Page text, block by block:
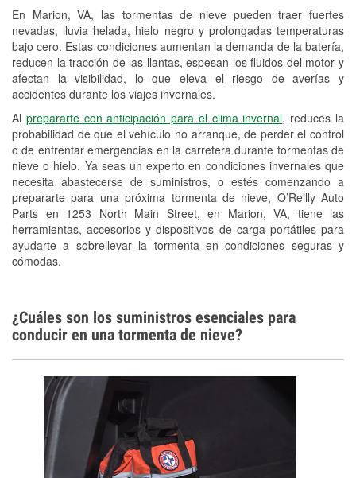
En Marion, VA, las tormentas de nieve pueden traer fuertes
nevadas, lluvia helada, hielo negro y prolongadas temperaturas
bajo cero. Estas condiciones aumentan la demanda de la batería,
reducen la tracción de las llantas, espesan los fluidos del motor y
afectan la visibilidad, lo que eleva el riesgo de averías y
accidentes durante los viajes invernales.
Al prepararte con anticipación para el clima invernal, reduces la
probabilidad de que el vehículo no arranque, de perder el control
o de enfrentar emergencias en la carretera durante tormentas de
nieve o hielo. Ya seas un experto en condiciones invernales que
necesita abastecerse de suministros, o estés comenzando a
prepararte para una próxima tormenta de nieve, O’Reilly Auto
Parts en 1253 North Main Street, en Marion, VA, tiene las
herramientas, accesorios y dispositivos de carga portátiles para
ayudarte a sobrellevar la tormenta en condiciones seguras y
cómodas.
Programa de Préstamo de
Herramientas
Rectificación de tambores y discos de
freno
Mangueras hidráulicas a la medida
Hurricane Supplies
Snowstorm Supplies
Conoce más
¿Cuáles son los suministros esenciales para
conducir en una tormenta de nieve?